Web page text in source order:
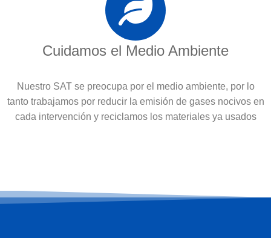
Cuidamos el Medio Ambiente
Nuestro SAT se preocupa por el medio ambiente, por lo
tanto trabajamos por reducir la emisión de gases nocivos en
cada intervención y reciclamos los materiales ya usados